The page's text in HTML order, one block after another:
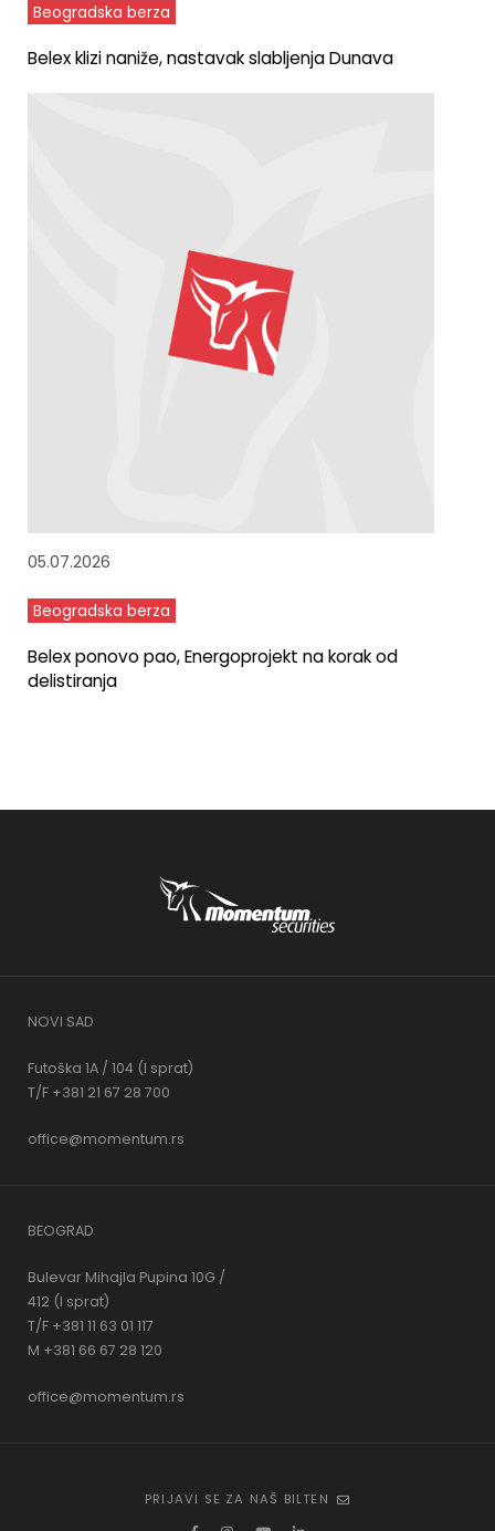
Beogradska berza
Belex klizi naniže, nastavak slabljenja Dunava
05.07.2026
Beogradska berza
Belex ponovo pao, Energoprojekt na korak od
delistiranja
NOVI SAD
Futoška 1A / 104 (I sprat)
T/F +381 21 67 28 700
office@momentum.rs
BEOGRAD
Bulevar Mihajla Pupina 10G /
412 (I sprat)
T/F +381 11 63 01 117
M +381 66 67 28 120
office@momentum.rs
PRIJAVI SE ZA NAŠ BILTEN